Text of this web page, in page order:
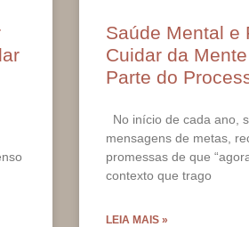
Saúde Mental e
Cuidar da
Parte do
No início de cada ano,
mensagens de metas,
promessas de que
contexto que trago
LEIA MAIS »